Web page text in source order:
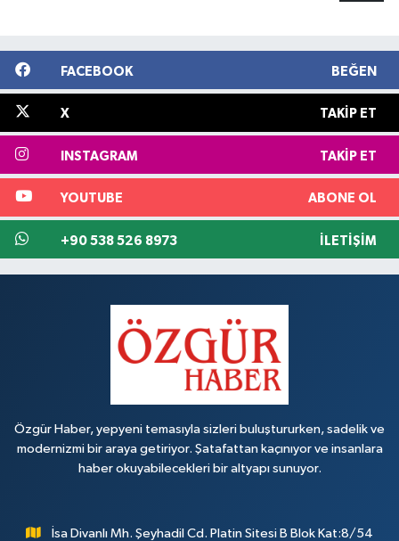
FACEBOOK BEĞEN
X TAKIP ET
INSTAGRAM TAKIP ET
YOUTUBE ABONE OL
+90 538 526 8973 İLETIŞIM
Özgür Haber, yepyeni temasıyla sizleri buluştururken, sadelik ve
modernizmi bir araya getiriyor. Şatafattan kaçınıyor ve insanlara
haber okuyabilecekleri bir altyapı sunuyor.
İsa Divanlı Mh. Şeyhadil Cd. Platin Sitesi B Blok Kat:8/54